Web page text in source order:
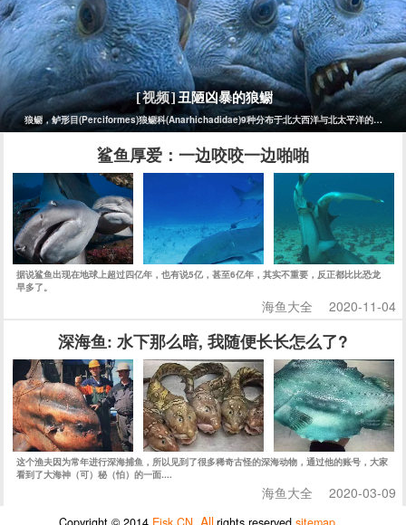
[视频]丑陋凶暴的狼鳚
狼鳚，鲈形目(Perciformes)狼鳚科(Anarhichadidae)9种分布于北大西洋与北太平洋的大型长
鲨鱼厚爱：一边咬咬一边啪啪
据说鲨鱼出现在地球上超过四亿年，也有说5亿，甚至6亿年，其实不重要，反正都比比恐龙
早多了。
海鱼大全 2020-11-04
深海鱼: 水下那么暗, 我随便长长怎么了?
这个渔夫因为常年进行深海捕鱼，所以见到了很多稀奇古怪的深海动物，通过他的账号，大家
看到了大海神（可）秘（怕）的一面....
海鱼大全 2020-03-09